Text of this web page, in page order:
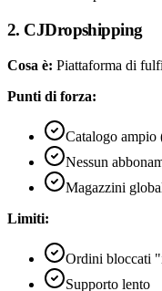
2. CJDropshipping
Cosa è: Piattaforma di
Punti di forza:
Catalogo
Nessun
Magazzini
Limiti:
Ordini bloccati
Supporto lento